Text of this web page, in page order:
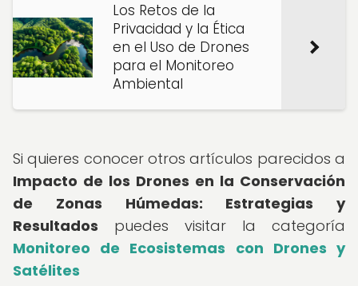
Los Retos de la
Privacidad y la Ética
en el Uso de Drones
para el Monitoreo
Ambiental
Si quieres conocer otros artículos parecidos a
Impacto de los Drones en la Conservación
de Zonas Húmedas: Estrategias y
Resultados puedes visitar la categoría
Monitoreo de Ecosistemas con Drones y
Satélites